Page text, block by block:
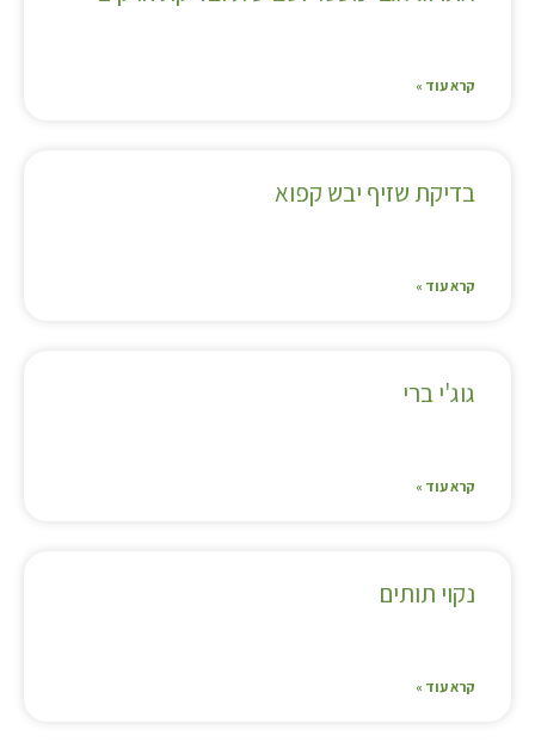
קרא עוד »
בדיקת שזיף יבש קפוא
קרא עוד »
גוג'י ברי
קרא עוד »
נקוי תותים
קרא עוד »